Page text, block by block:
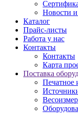
Новости
Каталог
Прайс-листы
Работа у нас
Контакты
Контакты
Карта
Поставка
Печатное